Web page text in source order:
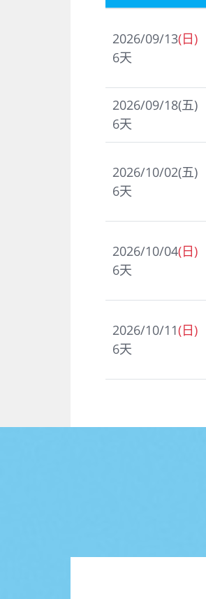
2026/09/13(日)
6天
2026/09/18(五)
6天
2026/10/02(五)
6天
2026/10/04(日)
6天
2026/10/11(日)
6天